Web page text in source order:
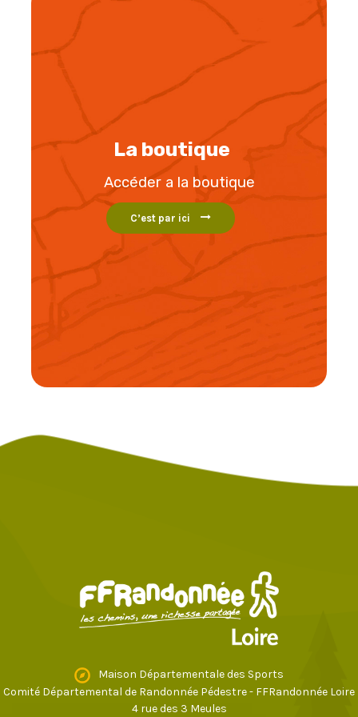
La boutique
Accéder a la boutique
C’est par ici
Maison Départementale des Sports
Comité Départemental de Randonnée Pédestre - FFRandonnée Loire
4 rue des 3 Meules